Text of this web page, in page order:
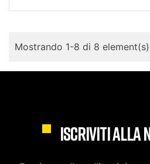
Mostrando 1-8 di 8 element(s)
ISCRIVITI ALLA